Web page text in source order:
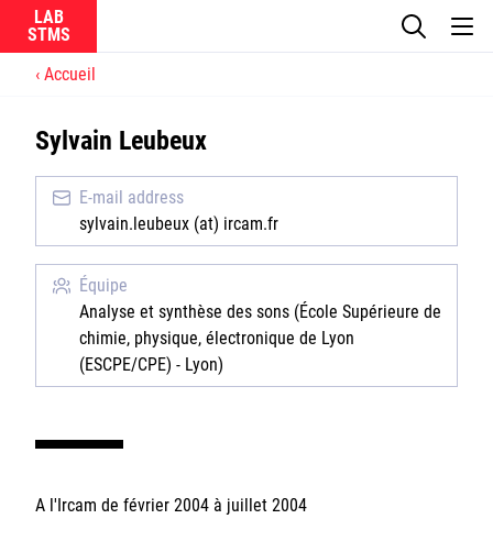
LAB
Sorbonne Université
La recherche
Actualités
Équipes
Accueil
Sylvain Leubeux
E-mail address
sylvain.leubeux (at) ircam.fr
Équipe
Analyse et synthèse des sons (École Supérieure de
chimie, physique, électronique de Lyon
(ESCPE/CPE) - Lyon)
A l'Ircam de février 2004 à juillet 2004